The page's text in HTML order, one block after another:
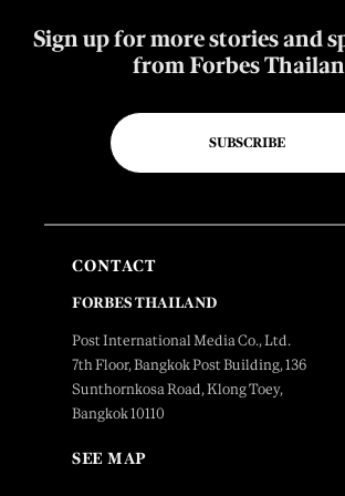
Sign up for more stories and
from Forbes
SUBSCRIBE
CONTACT
FORBES THAILAND
Post International Media Co., Ltd.
7th Floor, Bangkok Post Building, 136
Sunthornkosa Road, Klong Toey,
Bangkok 10110
SEE MAP